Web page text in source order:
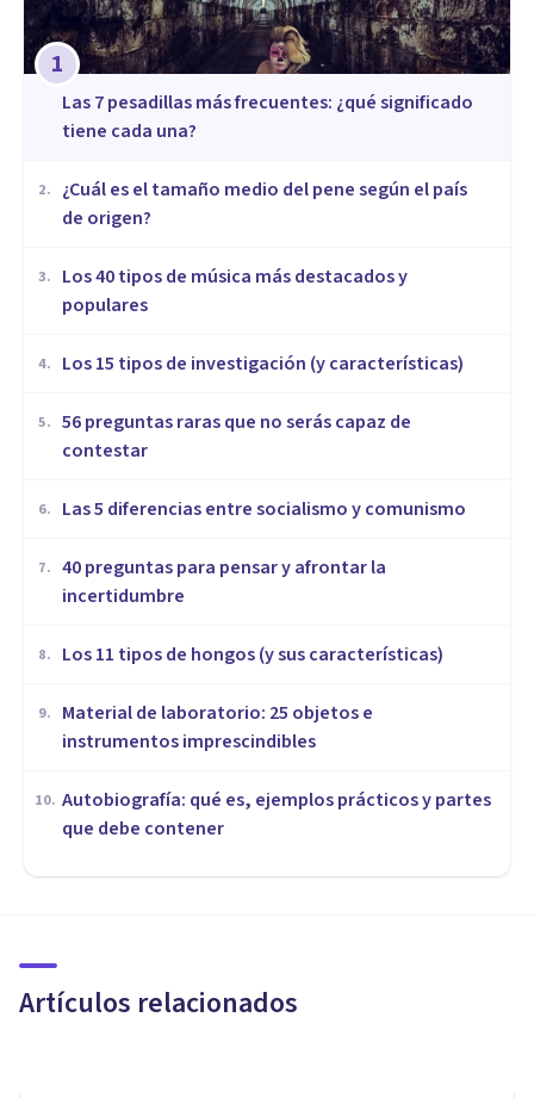
1
Las 7 pesadillas más frecuentes: ¿qué significado
tiene cada una?
2.
¿Cuál es el tamaño medio del pene según el país
de origen?
3.
Los 40 tipos de música más destacados y
populares
4. Los 15 tipos de investigación (y características)
5. 56 preguntas raras que no serás capaz de
contestar
6. Las 5 diferencias entre socialismo y comunismo
7. 40 preguntas para pensar y afrontar la
incertidumbre
8. Los 11 tipos de hongos (y sus características)
9.
Material de laboratorio: 25 objetos e
instrumentos imprescindibles
10. Autobiografía: qué es, ejemplos prácticos y partes
que debe contener
Artículos relacionados
todo tu rastro en Internet